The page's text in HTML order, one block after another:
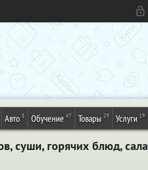
Авто 8 Обучение 47 Товары 29 Услуги 19
суши, горячих блюд,